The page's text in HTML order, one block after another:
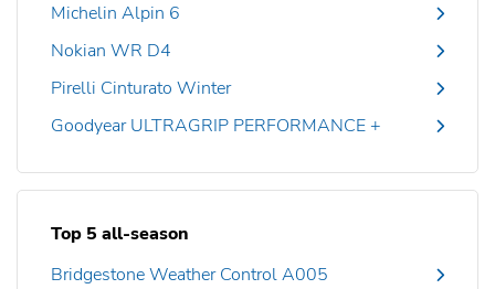
Michelin Alpin 6
Nokian WR D4
Pirelli Cinturato Winter
Goodyear ULTRAGRIP PERFORMANCE +
Top 5 all-season
Bridgestone Weather Control A005